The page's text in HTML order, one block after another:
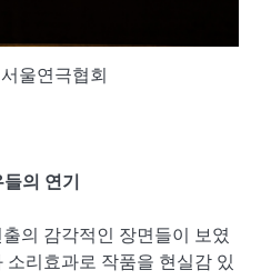
울연극협회
들의 연기
의 감각적인 장면들이 보였
리효과로 작품을 현실감 있